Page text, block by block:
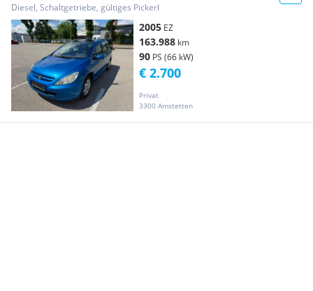
Diesel, Schaltgetriebe, gültiges Pickerl
2005 EZ
163.988 km
90 PS (66 kW)
Privat
3300 Amstetten
€ 2.700